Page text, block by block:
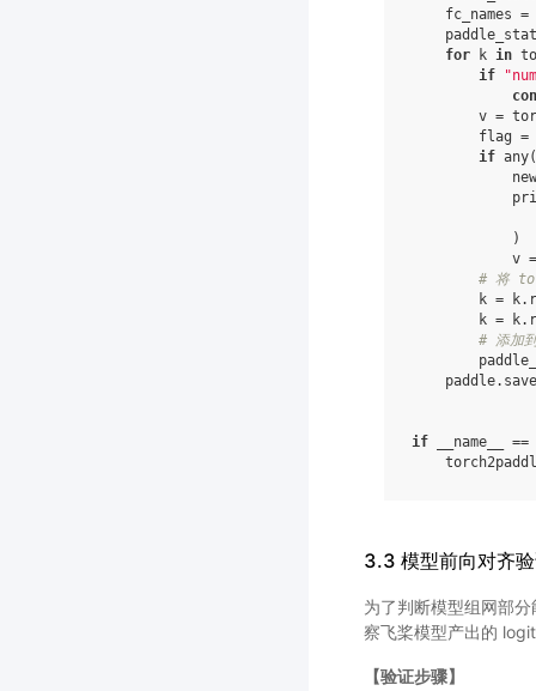
fc_names =
for
k in
if
v =
flag =
if any(
)
v =
# 将
k = k.
k = k.
# 添加
paddle. save
if __name__
==
3.3 模型前向对齐
为了判断模型组网部
察飞桨模型产出的
【验证步骤】